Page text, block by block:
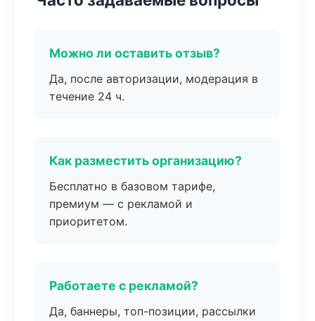
Можно ли оставить отзыв?
Да, после авторизации, модерация в
течение 24 ч.
Как разместить организацию?
Бесплатно в базовом тарифе,
премиум — с рекламой и
приоритетом.
Работаете с рекламой?
Да, баннеры, топ-позиции, рассылки